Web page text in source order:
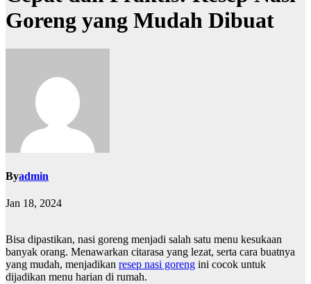
Goreng yang Mudah Dibuat
Byadmin
Jan 18, 2024
Bisa dipastikan, nasi goreng menjadi salah satu menu kesukaan
banyak orang. Menawarkan citarasa yang lezat, serta cara buatnya
yang mudah, menjadikan resep nasi goreng ini cocok untuk
dijadikan menu harian di rumah.